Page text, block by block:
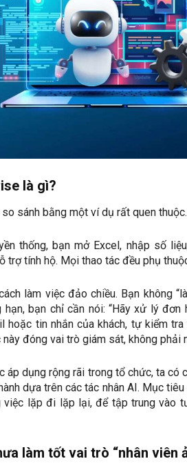
là gì?
sánh bằng một ví dụ rất quen thuộc.
thống, bạn mở Excel, nhập số
trợ tính hộ. Mọi thao tác đều phụ
làm việc đảo chiều. Bạn không
hạn, bạn chỉ cần nói: “Hãy xử lý đơn
hoặc tin nhắn của khách, tự kiểm
đóng vai trò giám sát, không phải
áp dụng rộng rãi trong tổ chức, ta có
dựa trên các tác nhân AI. Mục
việc lặp đi lặp lại, để tập trung vào
làm tốt vai trò “nhân viên